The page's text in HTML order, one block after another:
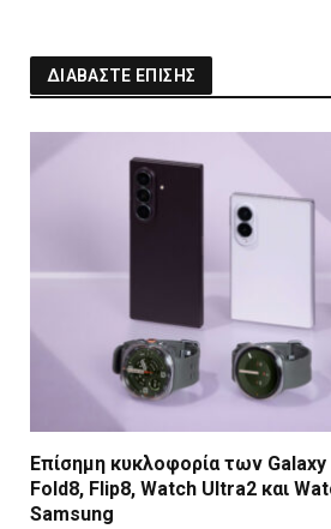
ΔΙΑΒΑΣΤΕ ΕΠΙΣΗΣ
Επίσημη κυκλοφορία των
Fold8, Flip8, Watch Ultra2 και
Samsung